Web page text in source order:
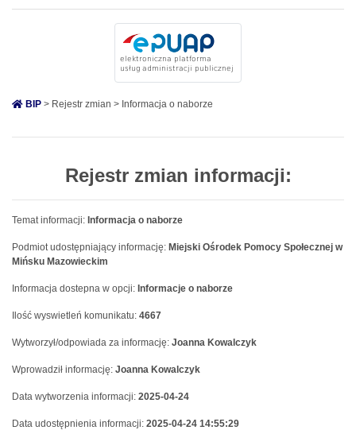
BIP > Rejestr zmian > Informacja o naborze
Rejestr zmian informacji:
Temat informacji: Informacja o naborze
Podmiot udostępniający informację: Miejski Ośrodek Pomocy Społecznej w
Mińsku Mazowieckim
Informacja dostepna w opcji: Informacje o naborze
Ilość wyswietleń komunikatu: 4667
Wytworzył/odpowiada za informację: Joanna Kowalczyk
Wprowadził informację: Joanna Kowalczyk
Data wytworzenia informacji: 2025-04-24
Data udostępnienia informacji: 2025-04-24 14:55:29